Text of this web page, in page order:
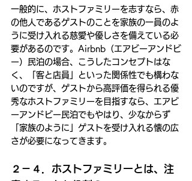
一般的に、ホストファミリーを志すなら、赤
の他人であるゲストのことを家族の一員のよ
うに受け入れる慈愛や優しさを備えている必
要があるのです。Airbnb（エアビーアンドビ
ー）民泊の場合、こうしたコンセプトはな
く、「客と店員」といった関係性でも構わな
いのですが、ゲストから高評価を得られる優
秀なホストファミリーを目指すなら、エアビ
ーアンドビー民泊でもやはり、少なからず
「家族のように」ゲストを受け入れる懐の広
さが必要になってきます。
２－４．ホストファミリーとは、注